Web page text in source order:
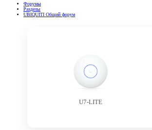
Форумы
Разделы
UBIQUITI Общий форум
U7-LITE